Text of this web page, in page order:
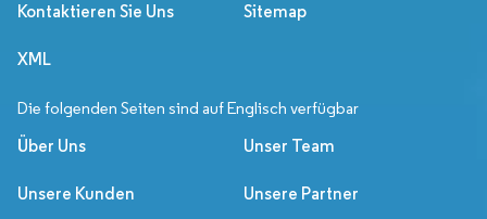
Kontaktieren Sie Uns Sitemap
XML
Die folgenden Seiten sind auf Englisch verfügbar
Über Uns Unser Team
Unsere Kunden Unsere Partner